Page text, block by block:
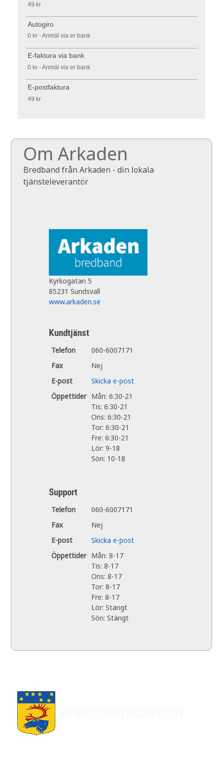
49 kr
Autogiro
0 kr - Anmäl via er bank
E-faktura via bank
0 kr - Anmäl via er bank
E-postfaktura
49 kr
Om Arkaden
Bredband från Arkaden - din lokala
tjänsteleverantör
Kyrkogatan 5
85231 Sundsvall
www.arkaden.se
Kundtjänst
Telefon
060-6007171
Fax
Nej
E-post
Skicka e-post
Öppettider Mån: 6:30-21
Tis: 6:30-21
Ons: 6:30-21
Tor: 6:30-21
Fre: 6:30-21
Lör: 9-18
Sön: 10-18
Support
Telefon
060-6007171
Fax
Nej
E-post
Skicka e-post
Öppettider Mån: 8-17
Tis: 8-17
Ons: 8-17
Tor: 8-17
Fre: 8-17
Lör: Stängt
Sön: Stängt